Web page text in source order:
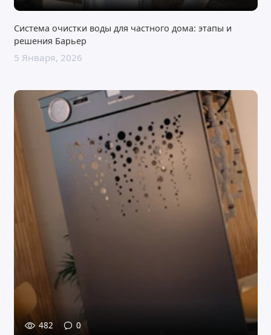
Система очистки воды для частного дома: этапы и
решения Барьер
5 Января, 2026
482 0